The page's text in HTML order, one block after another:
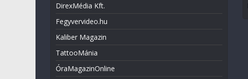
DirexMédia Kft.
Fegyvervideo.hu
Kaliber Magazin
TattooMánia
ÓraMagazinOnline